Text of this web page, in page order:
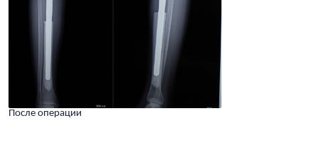
После операции